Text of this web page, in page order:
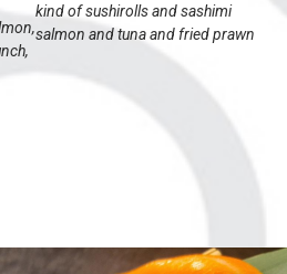
kind of sushirolls and sashimi
salmon and tuna and fried prawn